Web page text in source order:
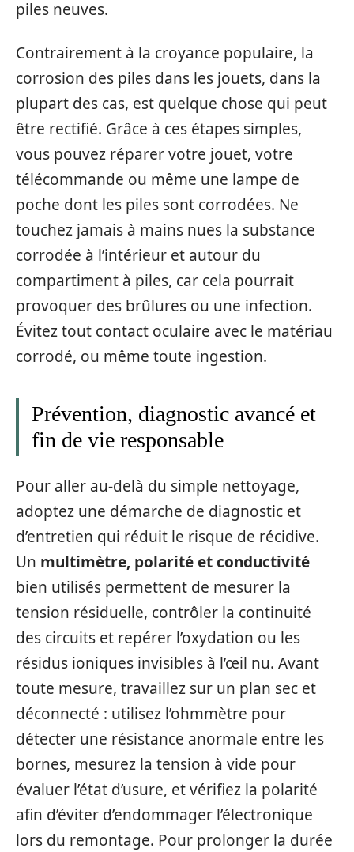
piles neuves.
Contrairement à la croyance populaire, la
corrosion des piles dans les jouets, dans la
plupart des cas, est quelque chose qui peut
être rectifié. Grâce à ces étapes simples,
vous pouvez réparer votre jouet, votre
télécommande ou même une lampe de
poche dont les piles sont corrodées. Ne
touchez jamais à mains nues la substance
corrodée à l’intérieur et autour du
compartiment à piles, car cela pourrait
provoquer des brûlures ou une infection.
Évitez tout contact oculaire avec le matériau
corrodé, ou même toute ingestion.
Prévention, diagnostic avancé et
fin de vie responsable
Pour aller au‑delà du simple nettoyage,
adoptez une démarche de diagnostic et
d’entretien qui réduit le risque de récidive.
Un multimètre, polarité et conductivité
bien utilisés permettent de mesurer la
tension résiduelle, contrôler la continuité
des circuits et repérer l’oxydation ou les
résidus ioniques invisibles à l’œil nu. Avant
toute mesure, travaillez sur un plan sec et
déconnecté : utilisez l’ohmmètre pour
détecter une résistance anormale entre les
bornes, mesurez la tension à vide pour
évaluer l’état d’usure, et vérifiez la polarité
afin d’éviter d’endommager l’électronique
lors du remontage. Pour prolonger la durée